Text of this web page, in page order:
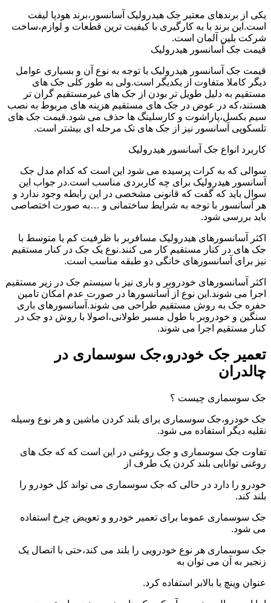
یکی از برندهای معتبر جک هیدرولیک آسانسور،برند هودپا لیفت
است.این برند با به کارگیری با کیفیت ترین قطعات و لوازم،ساخت
شرکت بلین آلمان است.
قیمت جک آسانسور هیدرولیک
قیمت جک آسانسور هیدرولیک با توجه به نوع آن و بسیاری عوامل
دیگر کاملا متفاوت از یکدیگر است.ولی به طور کلی جک های
مستقیم به دلیل طویل تر بودن از جک های غیرمستقیم گران تر
هستند،که در عوض در جک های مستقیم هزینه های مربوط به نصب
سیم بکسل،پاراشوت و کارسلینگ ها حذف می شود.قیمت جک های
تلسکوپی آسانسور نیز از جک های تک مرحله ای بیشتر است.
کاربرد انواع جک آسانسور هیدرولیک
سوالی که به کرات پرسیده می شود این است که کدام مدل جک
آسانسور هیدرولیک برای چه کاربردی مناسب است.در جواب این
سوال باید که گفت که قانونی مشخصی در این رابطه وجود ندارد و
هر آسانسور با توجه به شرایط ساختمانی و …به صورت اختصاصی
باید بررسی شود.
اکثر آسانسورهای هیدرولیک مسافربر با ظرفیت کم یا متوسط با
جک های در کنار مستقیم کار می کنند.نوع یک جک در کنار مستقیم
نیز برای آسانسورهای خانگی دو طبقه مناسب است.
اکثر آسانسورهای خودروبر و باری نیز با سیستم جک در زیر مستقیم
اجرا می شوند.این نوع از آسانسورها در صورت عدم امکان تامین
حفره جک به روش مستقیم طراحی می شوند.آسانسورهای باری
سنگین و خودروبر با طول مسیر طولانی،اصولا با روش دو جک در
کنار مستقیم اجرا می شوند.
تعمیر جک خودرو،جک سوسماری در
چالدران
جک سوسماری چیست ؟
جک خودرو،جک سوسماری برای بلند کردن ماشین و هر نوع وسیله
نقلیه دیگر استفاده می شود.
تفاوت جک سوسماری و جک روغنی در این است که که جک های
روغنی توانایی بلند کردن یک طرف از
خودرو را دارد در حالی که جک سوسماری می تواند کل خودرو را
بلند کند.
جک سوسماری عموما برای تعمیر خودرو و تعویض چرخ استفاده
می شود.
جک سوسماری هر نوع خودرویی را بلند می کند،حتی با اتصال یک
زنجیر به آن می توان به
عنوان وینچ یا بالابر استفاده کرد.